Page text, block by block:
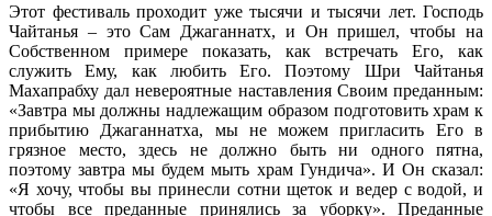
Этот фестиваль проходит уже тысячи и тысячи лет. Господь
Чайтанья – это Сам Джаганнатх, и Он пришел, чтобы на
Собственном примере показать, как встречать Его, как
служить Ему, как любить Его. Поэтому Шри Чайтанья
Махапрабху дал невероятные наставления Своим преданным:
«Завтра мы должны надлежащим образом подготовить храм к
прибытию Джаганнатха, мы не можем пригласить Его в
грязное место, здесь не должно быть ни одного пятна,
поэтому завтра мы будем мыть храм Гундича». И Он сказал:
«Я хочу, чтобы вы принесли сотни щеток и ведер с водой, и
чтобы все преданные принялись за уборку». Преданные